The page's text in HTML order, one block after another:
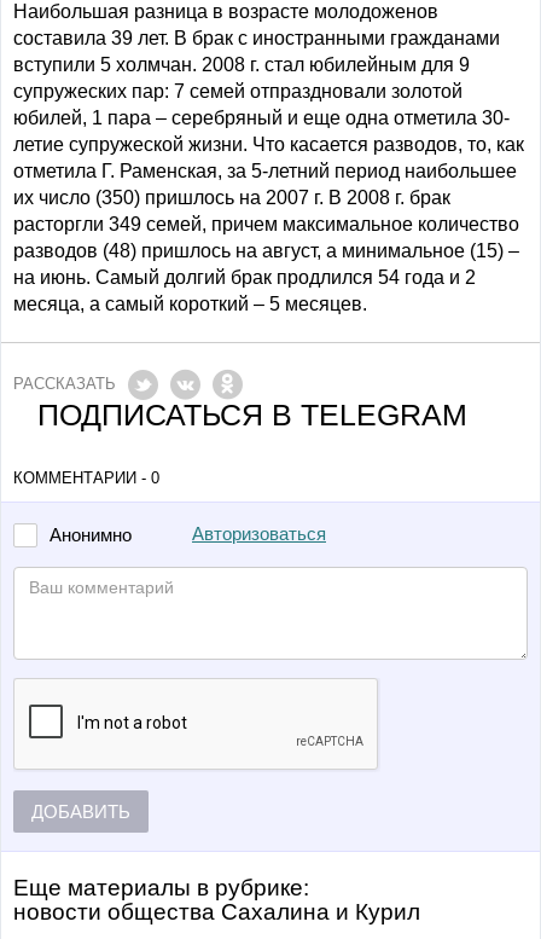
Наибольшая разница в возрасте молодоженов
составила 39 лет. В брак с иностранными гражданами
вступили 5 холмчан. 2008 г. стал юбилейным для 9
супружеских пар: 7 семей отпраздновали золотой
юбилей, 1 пара – серебряный и еще одна отметила 30-
летие супружеской жизни. Что касается разводов, то, как
отметила Г. Раменская, за 5-летний период наибольшее
их число (350) пришлось на 2007 г. В 2008 г. брак
расторгли 349 семей, причем максимальное количество
разводов (48) пришлось на август, а минимальное (15) –
на июнь. Самый долгий брак продлился 54 года и 2
месяца, а самый короткий – 5 месяцев.
РАССКАЗАТЬ
ПОДПИСАТЬСЯ В TELEGRAM
КОММЕНТАРИИ - 0
Анонимно Авторизоваться
ДОБАВИТЬ
Еще материалы в рубрике:
Новости общества Сахалина и Курил